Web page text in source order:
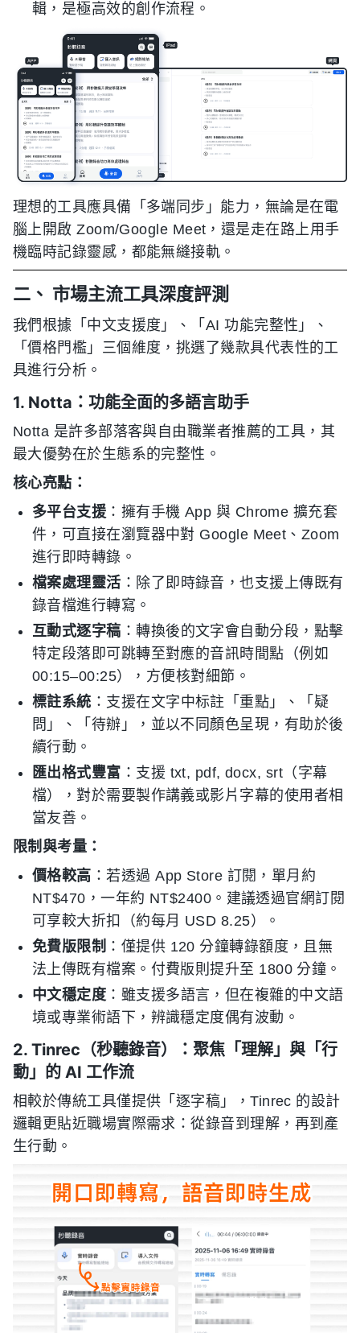
輯，是極高效的創作流程。
理想的工具應具備「多端同步」能力，無論是在電
腦上開啟 Zoom/Google Meet，還是走在路上用手
機臨時記錄靈感，都能無縫接軌。
二、 市場主流工具深度評測
我們根據「中文支援度」、「AI 功能完整性」、
「價格門檻」三個維度，挑選了幾款具代表性的工
具進行分析。
1. Notta：功能全面的多語言助手
Notta 是許多部落客與自由職業者推薦的工具，其
最大優勢在於生態系的完整性。
核心亮點：
多平台支援 ：擁有手機 App 與 Chrome 擴充套
件，可直接在瀏覽器中對 Google Meet、Zoom
進行即時轉錄。
檔案處理靈活 ：除了即時錄音，也支援上傳既有
錄音檔進行轉寫。
互動式逐字稿 ：轉換後的文字會自動分段，點擊
特定段落即可跳轉至對應的音訊時間點（例如
00:15–00:25），方便核對細節。
標註系統 ：支援在文字中标註「重點」、「疑
問」、「待辦」，並以不同顏色呈現，有助於後
續行動。
匯出格式豐富 ：支援 txt, pdf, docx, srt（字幕
檔），對於需要製作講義或影片字幕的使用者相
當友善。
限制與考量：
價格較高 ：若透過 App Store 訂閱，單月約
NT$470，一年約 NT$2400。建議透過官網訂閱
可享較大折扣（約每月 USD 8.25）。
免費版限制 ：僅提供 120 分鐘轉錄額度，且無
法上傳既有檔案。付費版則提升至 1800 分鐘。
中文穩定度 ：雖支援多語言，但在複雜的中文語
境或專業術語下，辨識穩定度偶有波動。
2. Tinrec（秒聽錄音）：聚焦「理解」與「行
動」的 AI 工作流
相較於傳統工具僅提供「逐字稿」，Tinrec 的設計
邏輯更貼近職場實際需求：從錄音到理解，再到產
生行動。